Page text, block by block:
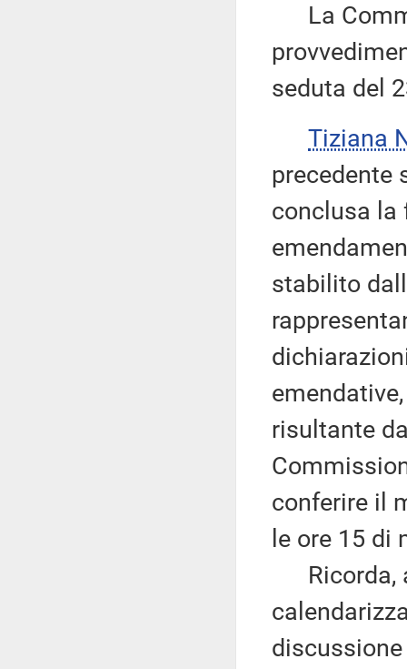
La
seduta del
Tiziana
precedente
conclusa la
stabilito
risultante
conferire il
le ore 15 di
Ricorda,